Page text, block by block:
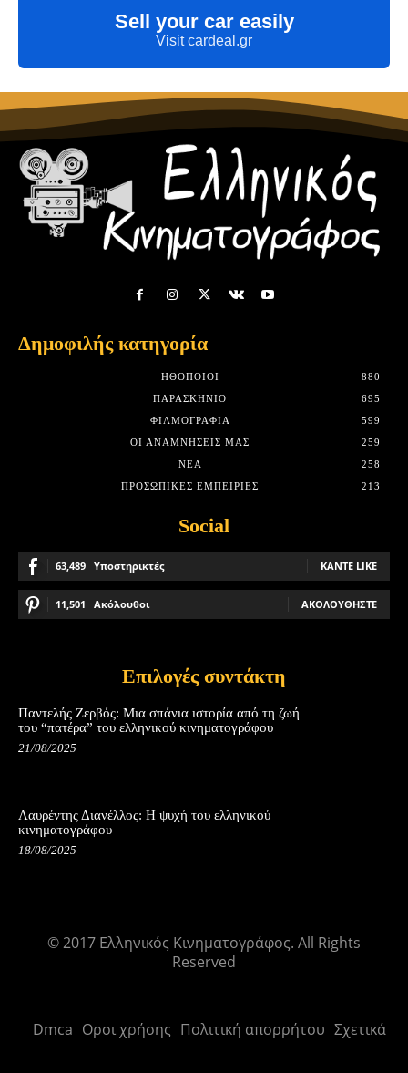
Sell your car easily
Visit cardeal.gr
Δημοφιλής κατηγορία
HΘΟΠΟΙΟΊ
880
ΠΑΡΑΣΚΉΝΙΟ
695
ΦΙΛΜΟΓΡΑΦΊΑ
599
ΟΙ ΑΝΑΜΝΉΣΕΙΣ ΜΑΣ
259
ΝΈΑ
258
ΠΡΟΣΩΠΙΚΈΣ ΕΜΠΕΙΡΊΕΣ
213
Social
63,489 Υποστηρικτές ΚΆΝΤΕ LIKE
11,501 Ακόλουθοι ΑΚΟΛΟΥΘΉΣΤΕ
Επιλογές συντάκτη
Παντελής Ζερβός: Μια σπάνια ιστορία από τη ζωή
του “πατέρα” του ελληνικού κινηματογράφου
21/08/2025
Λαυρέντης Διανέλλος: Η ψυχή του ελληνικού
κινηματογράφου
18/08/2025
© 2017 Ελληνικός Κινηματογράφος. All Rights
Reserved
Dmca Οροι χρήσης Πολιτική απορρήτου Σχετικά